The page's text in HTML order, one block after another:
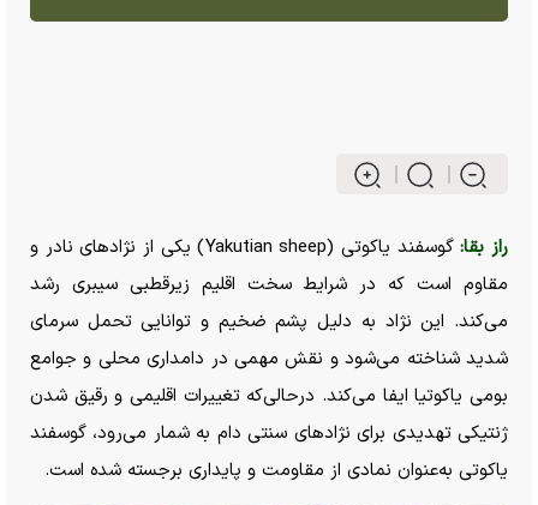
راز بقا:
گوسفند یاکوتی (Yakutian sheep) یکی از نژاد‌های نادر و
مقاوم است که در شرایط سخت اقلیم زیرقطبی سیبری رشد
می‌کند. این نژاد به دلیل پشم ضخیم و توانایی تحمل سرمای
شدید شناخته می‌شود و نقش مهمی در دامداری محلی و جوامع
بومی یاکوتیا ایفا می‌کند. درحالی‌که تغییرات اقلیمی و رقیق شدن
ژنتیکی تهدیدی برای نژاد‌های سنتی دام به شمار می‌رود، گوسفند
یاکوتی به‌عنوان نمادی از مقاومت و پایداری برجسته شده است.